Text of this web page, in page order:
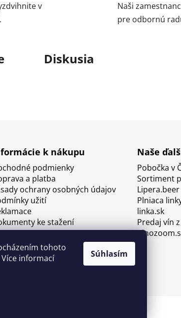
tohoto
informací
Súhlasím
v
Naši
pre odbornú
Diskusia
k nákupu
podmienky
a platba
ochrany osobných údajov
užití
ke stažení
Naše
Pobočka v
Sortiment
Lipera.beer
Plniaca
linka.sk
Predaj vín